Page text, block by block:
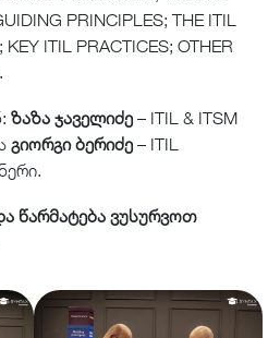
PRINCIPLES; THE ITIL
KEY ITIL PRACTICES; OTHER
ზაზა ჯაველიძე – ITIL & ITSM
გიორგი ბერიძე – ITIL
წარმატება ვუსურვოთ